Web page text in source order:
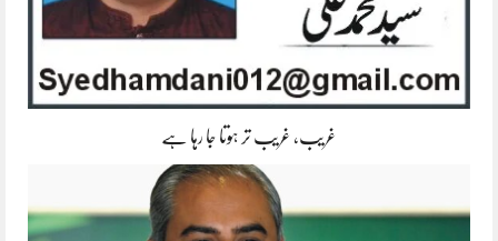
غریب، غریب تر ہوتا جا رہا ہے